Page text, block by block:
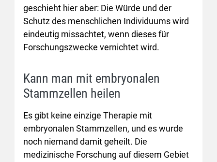
geschieht hier aber: Die Würde und der
Schutz des menschlichen Individuums wird
eindeutig missachtet, wenn dieses für
Forschungszwecke vernichtet wird.
Kann man mit embryonalen
Stammzellen heilen
Es gibt keine einzige Therapie mit
embryonalen Stammzellen, und es wurde
noch niemand damit geheilt. Die
medizinische Forschung auf diesem Gebiet